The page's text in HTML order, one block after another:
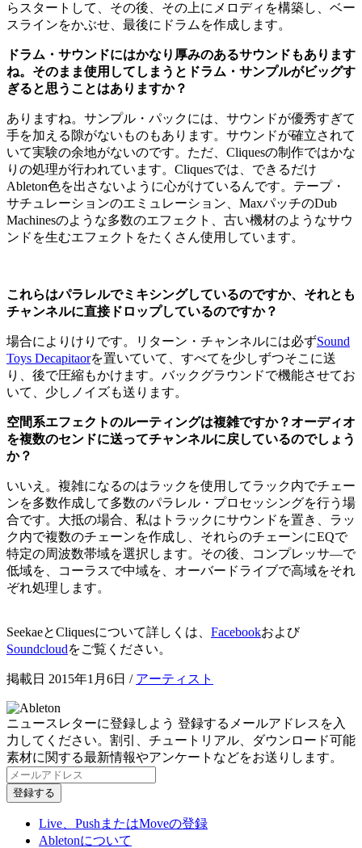
らスタートして、その後、その上にメロディを構築し、ベー
スラインをかぶせ、最後にドラムを作成します。
ドラム・サウンドにはかなり厚みのあるサウンドもあります
ね。そのまま使用してしまうとドラム・サンプルがビッグす
ぎると思うことはありますか？
ありますね。サンプル・パックには、サウンドが優秀すぎて
手を加える隙がないものもあります。サウンドが確立されて
いて実験の余地がないのです。ただ、Cliquesの制作ではかな
りの処理が行われています。Cliquesでは、できるだけ
Ableton色を出さないように心がけているんです。テープ・
サチュレーションのエミュレーション、MaxパッチのDub
Machinesのような多数のエフェクト、古い機材のようなサウ
ンドを生むエフェクトをたくさん使用しています。
これらはパラレルでミキシングしているのですか、それとも
チャンネルに直接ドロップしているのですか？
場合によりけりです。リターン・チャンネルには必ずSound
Toys Decapitaorを置いていて、すべてを少しずつそこに送
り、後で圧縮もかけます。バックグラウンドで機能させてお
いて、少しノイズも送ります。
空間系エフェクトのルーティングは複雑ですか？オーディオ
を複数のセンドに送ってチャンネルに戻しているのでしょう
か？
いいえ。複雑になるのはラックを使用してラック内でチェー
ンを多数作成して多数のパラレル・プロセッシングを行う場
合です。大抵の場合、私はトラックにサウンドを置き、ラッ
ク内で複数のチェーンを作成し、それらのチェーンにEQで
特定の周波数帯域を選択します。その後、コンプレッサ―で
低域を、コーラスで中域を、オーバードライブで高域をそれ
ぞれ処理します。
SeekaeとCliquesについて詳しくは、 Facebookおよび
Soundcloudをご覧ください。
掲載日 2015年1月6日 / アーティスト
ニュースレターに登録しよう 登録するメールアドレスを入
力してください。割引、チュートリアル、ダウンロード可能
素材に関する最新情報やアンケートなどをお送りします。
Live、PushまたはMoveの登録
Abletonについて